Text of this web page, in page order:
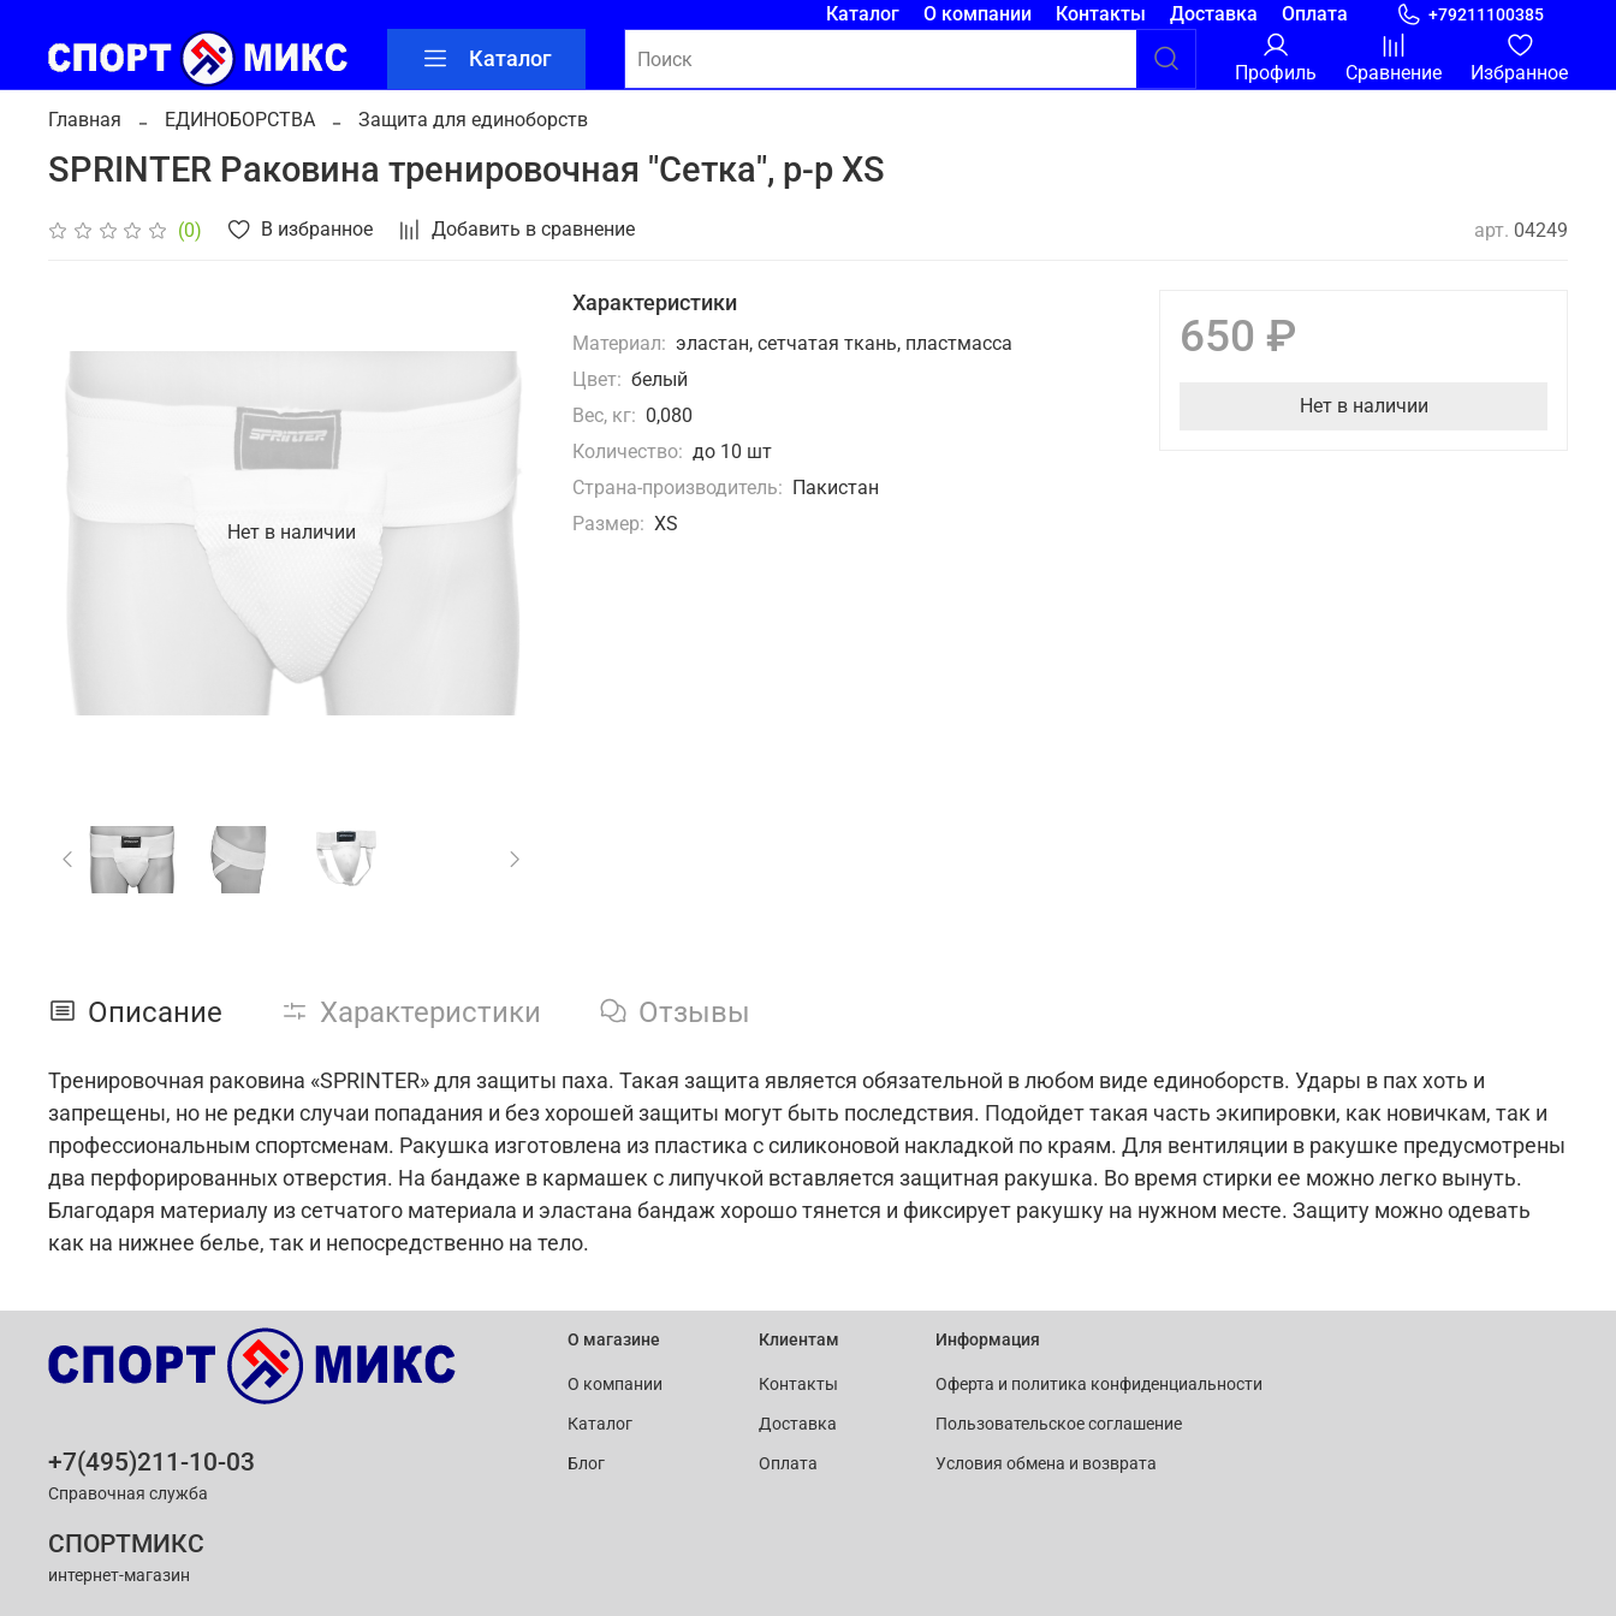
Каталог О компании Контакты Доставка Оплата +79211100385
Каталог
Профиль Сравнение Избранное
Главная ЕДИНОБОРСТВА Защита для единоборств
SPRINTER Раковина тренировочная "Сетка", р-р XS
(0) В избранное Добавить в сравнение арт. 04249
Нет в наличии
Характеристики
Материал: эластан, сетчатая ткань, пластмасса
Цвет: белый
Вес, кг: 0,080
Количество: до 10 шт
Страна-производитель: Пакистан
Размер: XS
650 ₽
Нет в наличии
Описание Характеристики Отзывы
Тренировочная раковина «SPRINTER» для защиты паха. Такая защита является обязательной в любом виде единоборств. Удары в пах хоть и
запрещены, но не редки случаи попадания и без хорошей защиты могут быть последствия. Подойдет такая часть экипировки, как новичкам, так и
профессиональным спортсменам. Ракушка изготовлена из пластика с силиконовой накладкой по краям. Для вентиляции в ракушке предусмотрены
два перфорированных отверстия. На бандаже в кармашек с липучкой вставляется защитная ракушка. Во время стирки ее можно легко вынуть.
Благодаря материалу из сетчатого материала и эластана бандаж хорошо тянется и фиксирует ракушку на нужном месте. Защиту можно одевать
как на нижнее белье, так и непосредственно на тело.
О магазине
О компании
Каталог
Блог
Клиентам
Контакты
Доставка
Оплата
Информация
Оферта и политика конфиденциальности
Пользовательское соглашение
Условия обмена и возврата
+7(495)211-10-03
Справочная служба
СПОРТМИКС
интернет-магазин